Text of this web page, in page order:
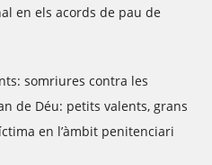
en els acords de pau de
somriures contra les
de Déu: petits valents, grans
en l’àmbit penitenciari